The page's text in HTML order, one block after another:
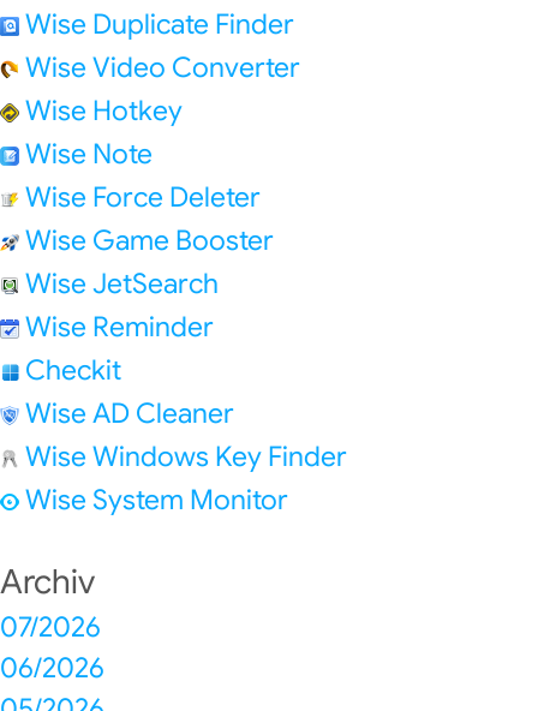
Wise Duplicate Finder
Wise Video Converter
Wise Hotkey
Wise Note
Wise Force Deleter
Wise Game Booster
Wise JetSearch
Wise Reminder
Checkit
Wise AD Cleaner
Wise Windows Key Finder
Wise System Monitor
Archiv
07/2026
06/2026